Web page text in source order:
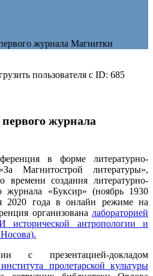
журнала Магнитки
пользователя с ID: 685
журнала
в форме литературно-
Магнитострой литературы»,
создания литературно-
журнала «Буксир» (ноябрь 1930
2020 года в онлайн режиме на
организована лабораторией
исторической антропологии и
с презентацией-докладом
пролетарской культуры